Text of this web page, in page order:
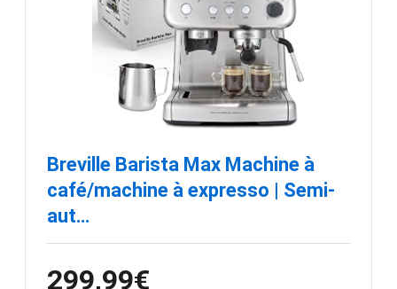
Breville Barista Max Machine à
café/machine à expresso | Semi-
aut…
299,99€